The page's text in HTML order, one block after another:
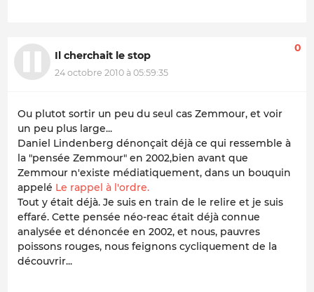
Il cherchait le stop
24 octobre 2010 à 05:59:35
0
Ou plutot sortir un peu du seul cas Zemmour, et voir
un peu plus large...
Daniel Lindenberg dénonçait déjà ce qui ressemble à
la "pensée Zemmour" en 2002,bien avant que
Zemmour n'existe médiatiquement, dans un bouquin
appelé Le rappel à l'ordre.
Tout y était déjà. Je suis en train de le relire et je suis
effaré. Cette pensée néo-reac était déjà connue
analysée et dénoncée en 2002, et nous, pauvres
poissons rouges, nous feignons cycliquement de la
découvrir...